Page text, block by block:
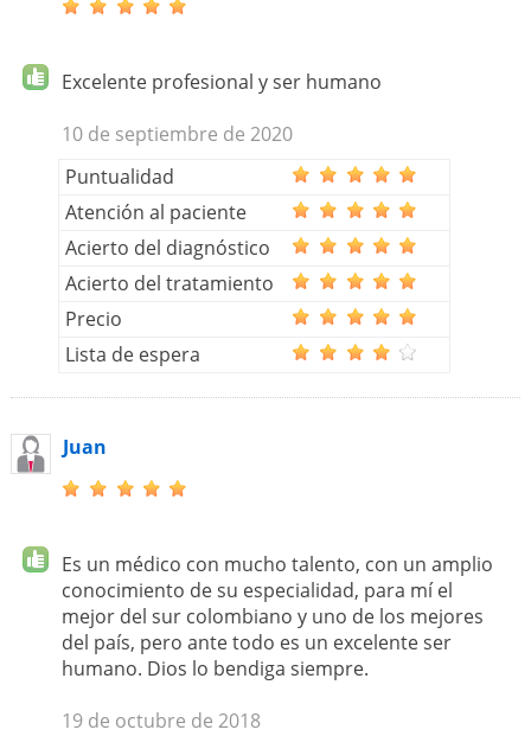
Excelente profesional y ser humano
10 de septiembre de 2020
Puntualidad
Atención al paciente
Acierto del diagnóstico
Acierto del tratamiento
Precio
Lista de espera
Juan
Es un médico con mucho talento, con un amplio
conocimiento de su especialidad, para mí el
mejor del sur colombiano y uno de los mejores
del país, pero ante todo es un excelente ser
humano. Dios lo bendiga siempre.
19 de octubre de 2018